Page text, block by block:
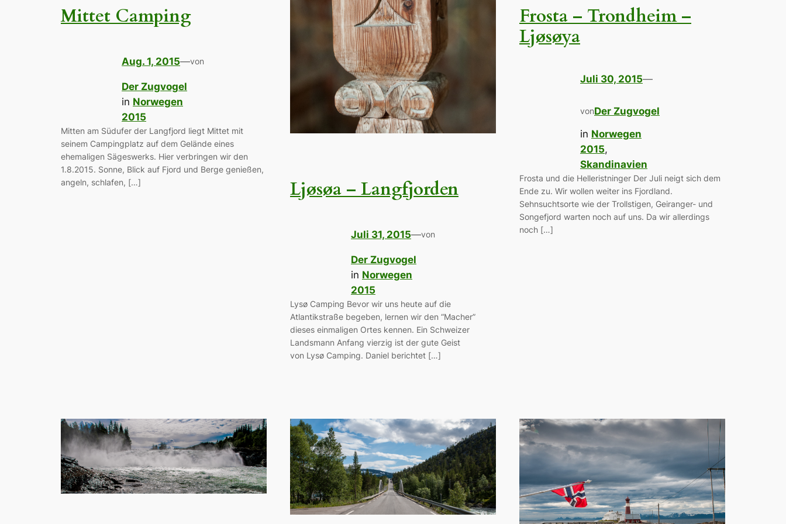
Mittet Camping
Aug. 1, 2015—von
Der Zugvogel
in Norwegen
2015
Mitten am Südufer der Langfjord liegt Mittet mit
seinem Campingplatz auf dem Gelände eines
ehemaligen Sägeswerks. Hier verbringen wir den
1.8.2015. Sonne, Blick auf Fjord und Berge genießen,
angeln, schlafen, […]
Ljøsøa – Langfjorden
Juli 31, 2015—von
Der Zugvogel
in Norwegen
2015
Lysø Camping Bevor wir uns heute auf die
Atlantikstraße begeben, lernen wir den “Macher”
dieses einmaligen Ortes kennen. Ein Schweizer
Landsmann Anfang vierzig ist der gute Geist
von Lysø Camping. Daniel berichtet […]
Frosta – Trondheim –
Ljøsøya
Juli 30, 2015—
vonDer Zugvogel
in Norwegen
2015
Skandinavien
Frosta und die Helleristninger Der Juli neigt sich dem
Ende zu. Wir wollen weiter ins Fjordland.
Sehnsuchtsorte wie der Trollstigen, Geiranger- und
Songefjord warten noch auf uns. Da wir allerdings
noch […]